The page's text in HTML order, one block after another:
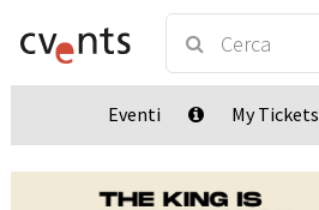
Eventi My Tickets